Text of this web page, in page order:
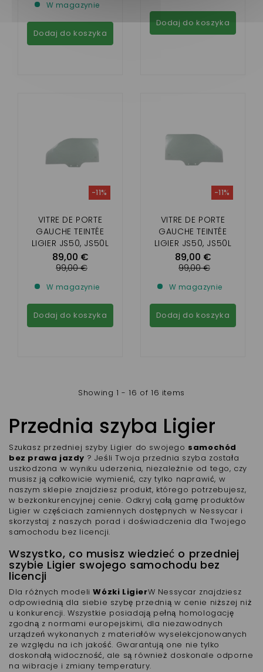
W magazynie
Dodaj do koszyka
Dodaj do koszyka
VITRE DE PORTE
GAUCHE TEINTÉE
LIGIER JS50, JS50L
89,00 €
-11%
99,00 €
W magazynie
Dodaj do koszyka
VITRE DE PORTE
GAUCHE TEINTÉE
LIGIER JS50, JS50L
89,00 €
-11%
99,00 €
W magazynie
Dodaj do koszyka
Showing 1 - 16 of 16 items
Przednia szyba Ligier
Szukasz przedniej szyby Ligier do swojego samochód
bez prawa jazdy ? Jeśli Twoja przednia szyba została
uszkodzona w wyniku uderzenia, niezależnie od tego, czy
musisz ją całkowicie wymienić, czy tylko naprawić, w
naszym sklepie znajdziesz produkt, którego potrzebujesz,
w bezkonkurencyjnej cenie. Odkryj całą gamę produktów
Ligier w częściach zamiennych dostępnych w Nessycar i
skorzystaj z naszych porad i doświadczenia dla Twojego
samochodu bez licencji.
Wszystko, co musisz wiedzieć o przedniej
szybie Ligier swojego samochodu bez
licencji
Dla różnych modeliWózki LigierW Nessycar znajdziesz
odpowiednią dla siebie szybę przednią w cenie niższej niż
u konkurencji. Wszystkie posiadają pełną homologację
zgodną z normami europejskimi, dla niezawodnych
urządzeń wykonanych z materiałów wyselekcjonowanych
ze względu na ich jakość. Gwarantują one nie tylko
doskonałą widoczność, ale są również doskonale odporne
na wibracje i zmiany temperatury.